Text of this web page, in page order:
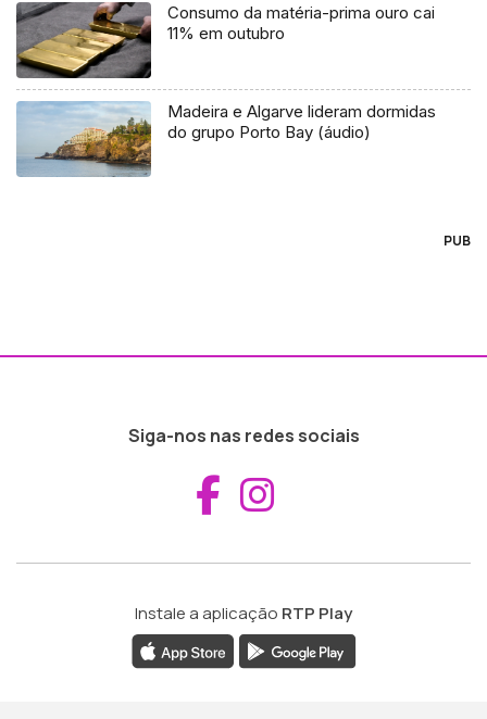
Consumo da matéria-prima ouro cai
11% em outubro
Madeira e Algarve lideram dormidas
do grupo Porto Bay (áudio)
PUB
Siga-nos nas redes sociais
Aceder ao
Instale a aplicação RTP Play